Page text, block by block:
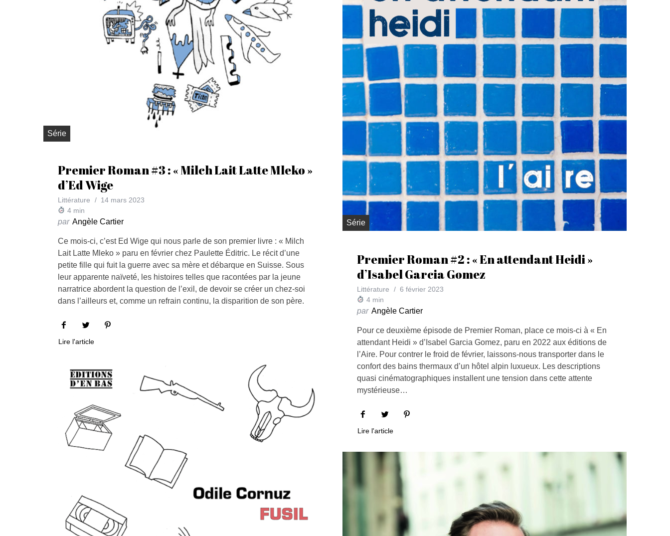
Série
Premier Roman #3 : « Milch Lait Latte Mleko »
d’Ed Wige
Littérature
14 mars 2023
4 min
par Angèle Cartier
Ce mois-ci, c’est Ed Wige qui nous parle de son premier livre : « Milch
Lait Latte Mleko » paru en février chez Paulette Éditric. Le récit d’une
petite fille qui fuit la guerre avec sa mère et débarque en Suisse. Sous
leur apparente naïveté, les histoires telles que racontées par la jeune
narratrice abordent la question de l’exil, de devoir se créer un chez-soi
dans l’ailleurs et, comme un refrain continu, la disparition de son père.
Lire l'article
Série
Premier Roman #2 : « En attendant Heidi »
d’Isabel Garcia Gomez
Littérature
6 février 2023
4 min
par Angèle Cartier
Pour ce deuxième épisode de Premier Roman, place ce mois-ci à « En
attendant Heidi » d’Isabel Garcia Gomez, paru en 2022 aux éditions de
l’Aire. Pour contrer le froid de février, laissons-nous transporter dans le
confort des bains thermaux d’un hôtel alpin luxueux. Les descriptions
quasi cinématographiques installent une tension dans cette attente
mystérieuse…
Lire l'article